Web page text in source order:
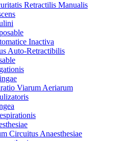
Retractilis Manualis
Inactiva
Auto-Retractibilis
Viarum Aeriarum
Circuitus Anaesthesiae